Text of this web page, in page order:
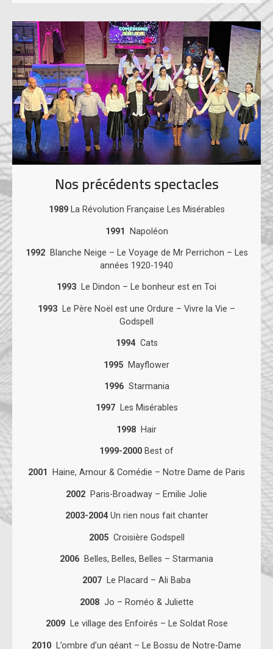
Nos précédents spectacles
1989La Révolution Française Les Misérables
1991 Napoléon
1992Blanche Neige – Le Voyage de Mr Perrichon – Les
années 1920-1940
1993 Le Dindon – Le bonheur est en Toi
1993 Le Père Noël est une Ordure – Vivre la Vie –
Godspell
1994Cats
1995 Mayflower
1996Starmania
1997Les Misérables
1998 Hair
1999-2000 Best of
2001 Haine, Amour & Comédie – Notre Dame de Paris
2002 Paris-Broadway – Emilie Jolie
2003-2004Un rien nous fait chanter
2005Croisière Godspell
2006 Belles, Belles, Belles – Starmania
2007 Le Placard – Ali Baba
2008Jo – Roméo & Juliette
2009Le village des Enfoirés – Le Soldat Rose
2010 L’ombre d’un géant – Le Bossu de Notre-Dame